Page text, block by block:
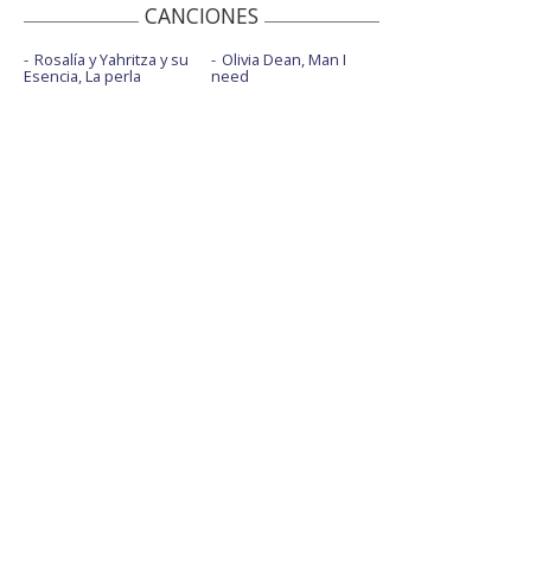
CANCIONES
Rosalía y Yahritza y su
Esencia, La perla
Olivia Dean, Man I
need